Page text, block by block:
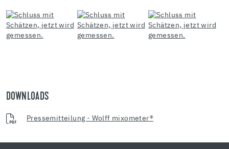
DOWNLOADS
Pressemitteilung - Wolff mixometer®